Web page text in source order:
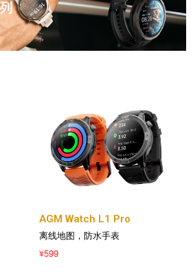
AGM Watch L1 Pro
离线地图，防水手表
¥599